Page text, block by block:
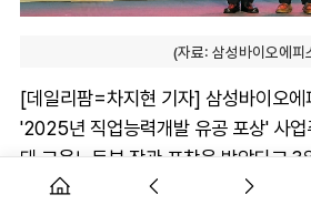
(자료: 삼성바이오에피
[데일리팜=차지현 기자] 삼성바이오에
'2025년 직업능력개발 유공 포상' 사업
돼 고용노동부 장관 표창을 받았다고 3